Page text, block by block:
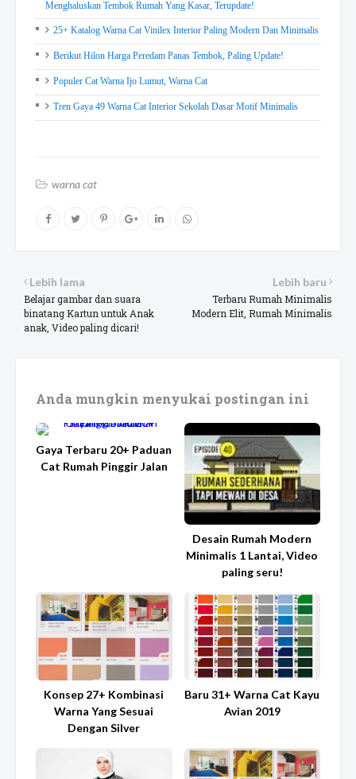
Menghaluskan Tembok Rumah Yang Kasar, Terupdate!
25+ Katalog Warna Cat Vinilex Interior Paling Modern Dan Minimalis
Berikut Hilon Harga Peredam Panas Tembok, Paling Update!
Populer Cat Warna Ijo Lumut, Warna Cat
Tren Gaya 49 Warna Cat Interior Sekolah Dasar Motif Minimalis
warna cat
Lebih baru
Terbaru Rumah Minimalis
Modern Elit, Rumah Minimalis
Lebih lama
Belajar gambar dan suara
binatang Kartun untuk Anak
anak, Video paling dicari!
Anda mungkin menyukai postingan ini
Gaya Terbaru 20+ Paduan
Cat Rumah Pinggir Jalan
Desain Rumah Modern
Minimalis 1 Lantai, Video
paling seru!
Konsep 27+ Kombinasi
Warna Yang Sesuai
Dengan Silver
Baru 31+ Warna Cat Kayu
Avian 2019